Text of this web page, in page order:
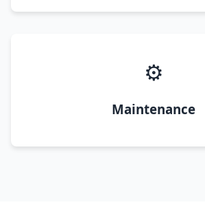
⚙️
Maintenance